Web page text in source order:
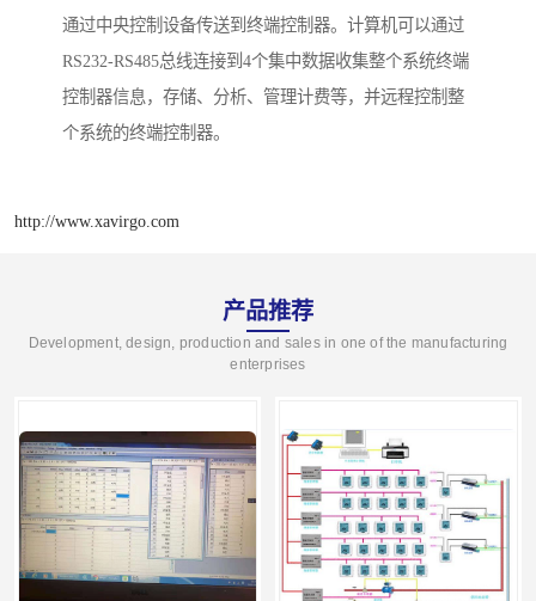
通过中央控制设备传送到终端控制器。计算机可以通过
RS232-RS485总线连接到4个集中数据收集整个系统终端
控制器信息，存储、分析、管理计费等，并远程控制整
个系统的终端控制器。
http://www.xavirgo.com
产品推荐
Development, design, production and sales in one of the manufacturing
enterprises